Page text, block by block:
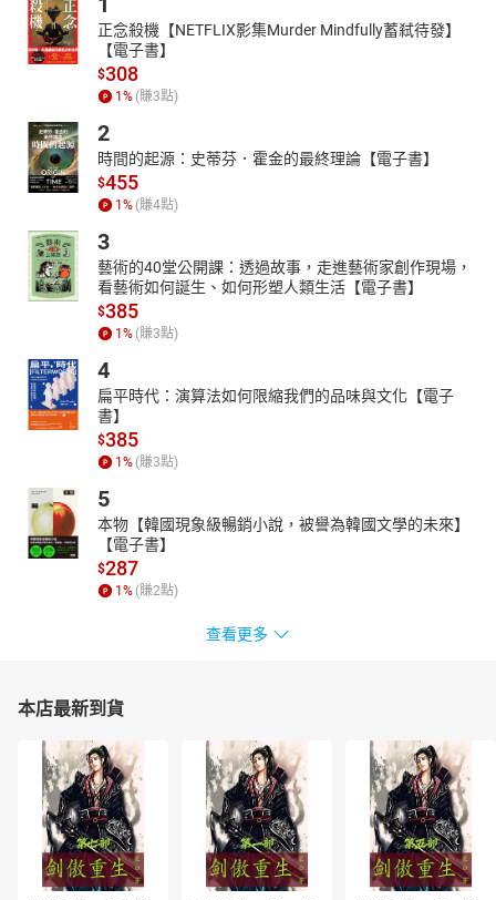
正念殺機【NETFLIX影集Murder Mindfully蓄弒待發】
【電子書】
$308
1 % (賺3點)
2
時間的起源：史蒂芬．霍金的最終理論【電子書】
$455
1 % (賺4點)
3
藝術的40堂公開課：透過故事，走進藝術家創作現場，
看藝術如何誕生、如何形塑人類生活【電子書】
$385
1 % (賺3點)
4
扁平時代：演算法如何限縮我們的品味與文化【電子
書】
$385
1 % (賺3點)
5
本物【韓國現象級暢銷小說，被譽為韓國文學的未來】
【電子書】
$287
1 % (賺2點)
查看更多
本店最新到貨